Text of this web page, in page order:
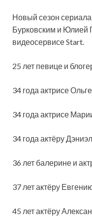
Новый сезон
Бурковским и Юлией
видеосервисе Start.
25 лет певице и
34 года актрисе
34 года актрисе
34 года актёру
36 лет балерине и
37 лет актёру
45 лет актёру